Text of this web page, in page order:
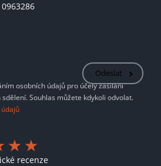
Odeslat
osobních údajů pro účely zasílání
Souhlas můžete kdykoli odvolat.
recenze